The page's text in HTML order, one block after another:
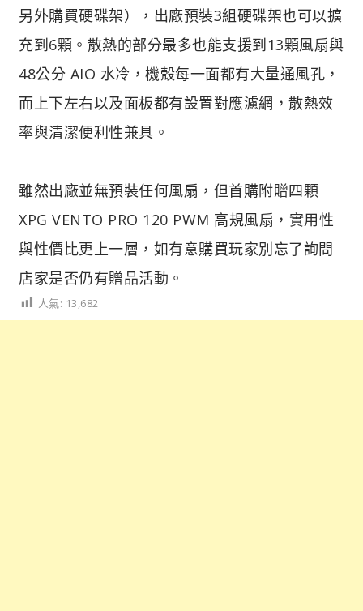
另外購買硬碟架），出廠預裝3組硬碟架也可以擴
充到6顆。散熱的部分最多也能支援到13顆風扇與
48公分 AIO 水冷，機殼每一面都有大量通風孔，
而上下左右以及面板都有設置對應濾網，散熱效
率與清潔便利性兼具。
雖然出廠並無預裝任何風扇，但首購附贈四顆
XPG VENTO PRO 120 PWM 高規風扇，實用性
與性價比更上一層，如有意購買玩家別忘了詢問
店家是否仍有贈品活動。
人氣: 13,682